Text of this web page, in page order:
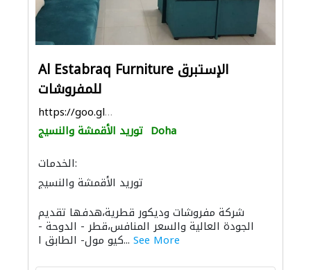
Al Estabraq Furniture الإستبرق
للمفروشات
https://goo.gl/maps/9DyR1ZGXwTqDbFfR9
توريد الأقمشة والنسيج Doha
الخدمات:
توريد الأقمشة والنسيج
شركة مفروشات وديكور قطرية،هدفها تقديم
الجودة العالية والسعر المنافس،قطر - الدوحة -
كيو مول- الطابق ا... See More